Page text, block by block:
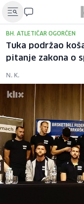
BH. ATLETIČAR OGORČEN
Tuka podržao
pitanje zakona o
N. K.